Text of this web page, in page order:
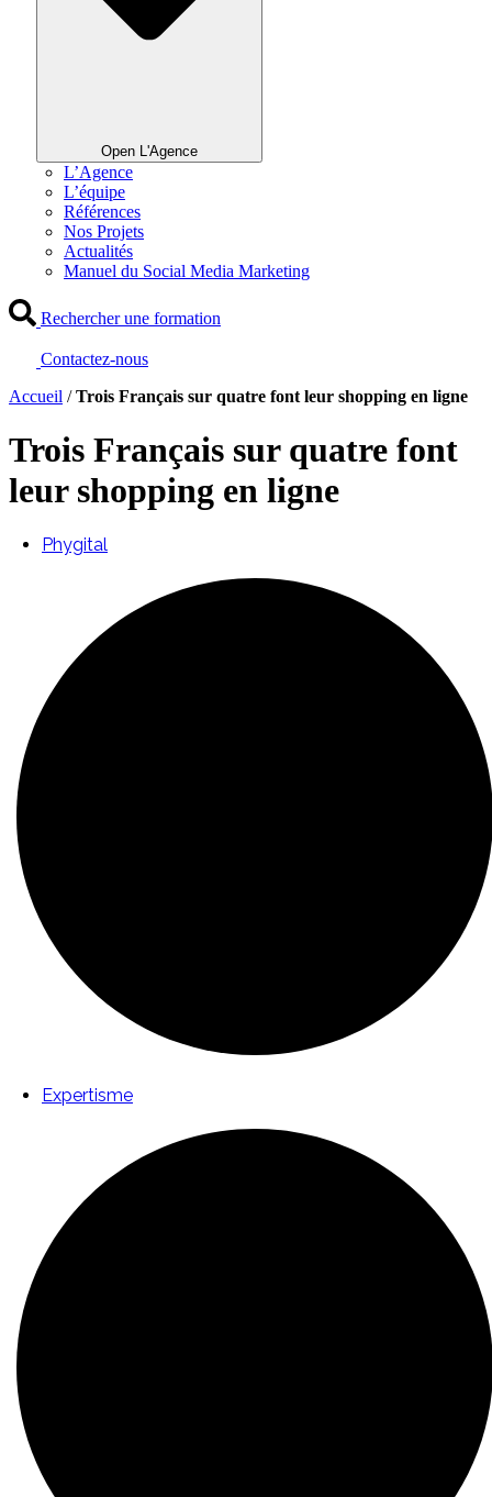
Open L'Agence
L’Agence
L’équipe
Références
Nos Projets
Actualités
Manuel du Social Media Marketing
Rechercher une formation
Contactez-nous
Accueil /Trois Français sur quatre font leur shopping en ligne
Trois Français sur quatre font
leur shopping en ligne
Phygital
Expertisme